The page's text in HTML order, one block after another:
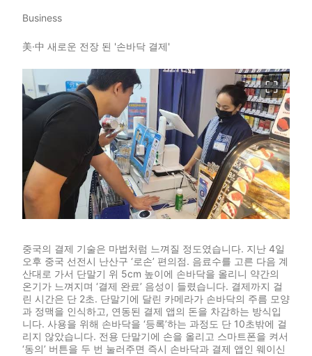
Business
美·中 새로운 전장 된 '손바닥 결제'
중국의 결제 기술은 마법처럼 느껴질 정도였습니다. 지난 4일
오후 중국 선전시 난산구 ‘로손’ 편의점. 음료수를 고른 다음 계
산대로 가서 단말기 위 5cm 높이에 손바닥을 올리니 약간의
온기가 느껴지며 ‘결제 완료’ 음성이 들렸습니다. 결제까지 걸
린 시간은 단 2초. 단말기에 달린 카메라가 손바닥의 주름 모양
과 정맥을 인식하고, 연동된 결제 앱의 돈을 차감하는 방식입
니다. 사용을 위해 손바닥을 ‘등록’하는 과정도 단 10초밖에 걸
리지 않았습니다. 전용 단말기에 손을 올리고 스마트폰을 켜서
‘동의’ 버튼을 두 번 눌러주면 즉시 손바닥과 결제 앱인 웨이신